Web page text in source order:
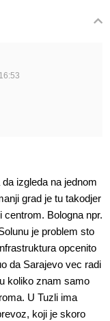
izgleda na jednom
grad je tu takodjer
Bologna npr.
je problem sto
opcenito
da Sarajevo vec radi
koliko znam samo
U Tuzli ima
koji je skoro